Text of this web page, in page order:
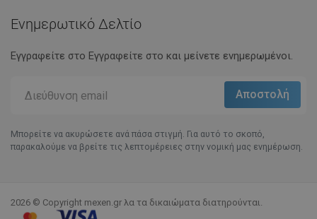
Ενημερωτικό Δελτίο
Εγγραφείτε στο Eγγραφείτε στο και μείνετε ενημερωμένοι.
Μπορείτε να ακυρώσετε ανά πάσα στιγμή. Για αυτό το σκοπό,
παρακαλούμε να βρείτε τις λεπτομέρειες στην νομική μας ενημέρωση.
2026 © Copyright mexen.gr λα τα δικαιώματα διατηρούνται.